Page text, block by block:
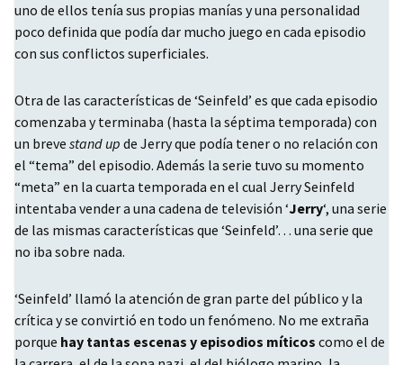
uno de ellos tenía sus propias manías y una personalidad
poco definida que podía dar mucho juego en cada episodio
con sus conflictos superficiales.
Otra de las características de ‘Seinfeld’ es que cada episodio
comenzaba y terminaba (hasta la séptima temporada) con
un breve stand up de Jerry que podía tener o no relación con
el “tema” del episodio. Además la serie tuvo su momento
“meta” en la cuarta temporada en el cual Jerry Seinfeld
intentaba vender a una cadena de televisión ‘Jerry‘, una serie
de las mismas características que ‘Seinfeld’… una serie que
no iba sobre nada.
‘Seinfeld’ llamó la atención de gran parte del público y la
crítica y se convirtió en todo un fenómeno. No me extraña
porque hay tantas escenas y episodios míticos como el de